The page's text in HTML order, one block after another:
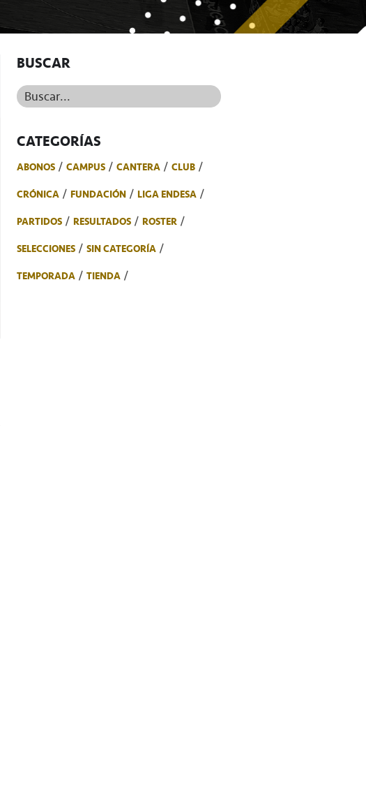
BUSCAR
Buscar...
CATEGORÍAS
ABONOS CAMPUS CANTERA
CLUB
CRÓNICA
FUNDACIÓN
LIGA ENDESA
PARTIDOS
RESULTADOS
ROSTER
SELECCIONES
SIN CATEGORÍA
TEMPORADA
TIENDA